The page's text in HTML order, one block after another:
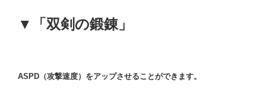
▼「双剣の鍛錬」
ASPD（攻撃速度）をアップさせることができます。